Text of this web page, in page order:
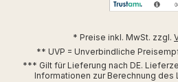
* Preise inkl. MwSt. zzgl.
** UVP = Unverbindliche
*** Gilt für Lieferung nach DE.
Informationen zur Berechnung des